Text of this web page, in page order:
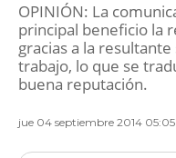
OPINIÓN: La
principal beneficio la
gracias a la
trabajo, lo que se
buena reputación.
jue 04 septiembre 2014